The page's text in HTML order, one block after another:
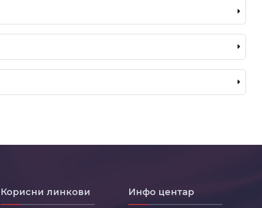
Корисни линкови Инфо центар